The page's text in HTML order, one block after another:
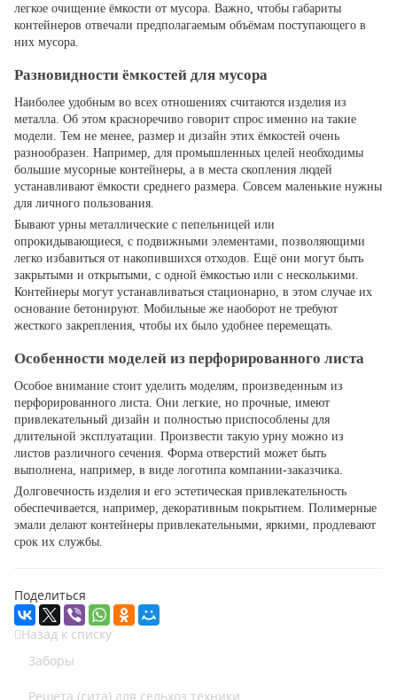
легкое очищение ёмкости от мусора. Важно, чтобы габариты
контейнеров отвечали предполагаемым объёмам поступающего в
них мусора.
Разновидности ёмкостей для мусора
Наиболее удобным во всех отношениях считаются изделия из
металла. Об этом красноречиво говорит спрос именно на такие
модели. Тем не менее, размер и дизайн этих ёмкостей очень
разнообразен. Например, для промышленных целей необходимы
большие мусорные контейнеры, а в места скопления людей
устанавливают ёмкости среднего размера. Совсем маленькие нужны
для личного пользования.
Бывают урны металлические с пепельницей или
опрокидывающиеся, с подвижными элементами, позволяющими
легко избавиться от накопившихся отходов. Ещё они могут быть
закрытыми и открытыми, с одной ёмкостью или с несколькими.
Контейнеры могут устанавливаться стационарно, в этом случае их
основание бетонируют. Мобильные же наоборот не требуют
жесткого закрепления, чтобы их было удобнее перемещать.
Особенности моделей из перфорированного листа
Особое внимание стоит уделить моделям, произведенным из
перфорированного листа. Они легкие, но прочные, имеют
привлекательный дизайн и полностью приспособлены для
длительной эксплуатации. Произвести такую урну можно из
листов различного сечения. Форма отверстий может быть
выполнена, например, в виде логотипа компании-заказчика.
Долговечность изделия и его эстетическая привлекательность
обеспечивается, например, декоративным покрытием. Полимерные
эмали делают контейнеры привлекательными, яркими, продлевают
срок их службы.
Поделиться
Назад к списку
Заборы
Решета (сита) для сельхоз техники